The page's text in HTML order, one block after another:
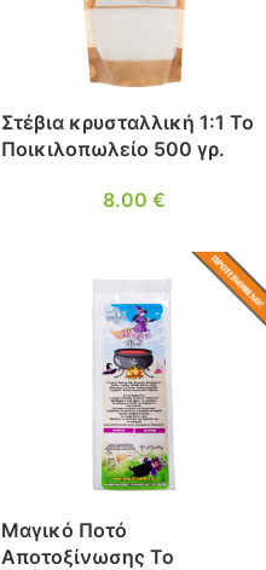
Στέβια κρυσταλλική 1:1 Το
Ποικιλοπωλείο 500 γρ.
8.00 €
ΔΗΜΟΦΙΛ
Μαγικό Ποτό
Αποτοξίνωσης Το